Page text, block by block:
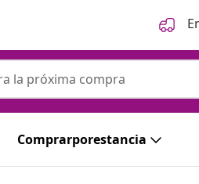
Comprarporestancia